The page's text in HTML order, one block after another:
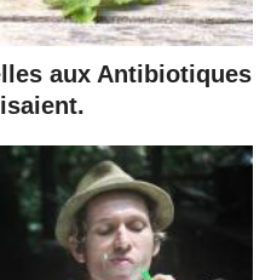
aux Antibiotiques